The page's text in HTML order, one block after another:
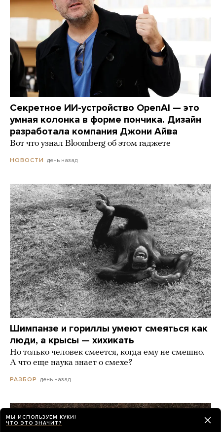
Секретное ИИ-устройство OpenAI — это
умная колонка в форме пончика. Дизайн
разработала компания Джони Айва
Вот что узнал Bloomberg об этом гаджете
НОВОСТИ день назад
Шимпанзе и гориллы умеют смеяться как
люди, а крысы — хихикать
Но только человек смеется, когда ему не смешно.
А что еще наука знает о смехе?
РАЗБОР день назад
МЫ ИСПОЛЬЗУЕМ КУКИ!
ЧТО ЭТО ЗНАЧИТ?